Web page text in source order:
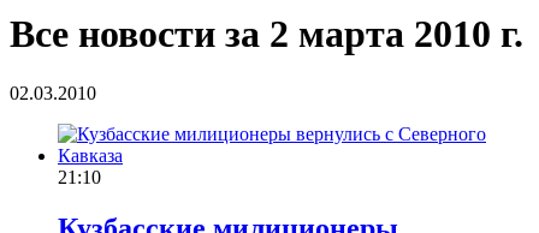
Все новости за 2 марта 2010 г.
02.03.2010
21:10